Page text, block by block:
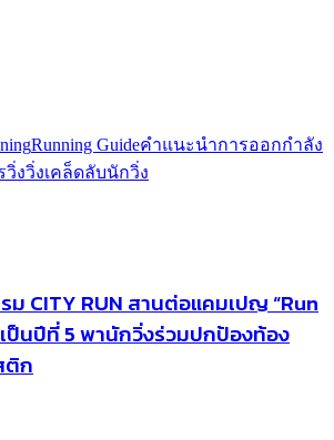
Running Guideคำแนะนำการออกกำลัง
วิ่งวิ่งเคล็ดลับนักวิ่ง
CITY RUN สานต่อแคมเปญ “Run
ป็นปีที่ 5 พานักวิ่งร่วมปกป้องท้อง
ติก